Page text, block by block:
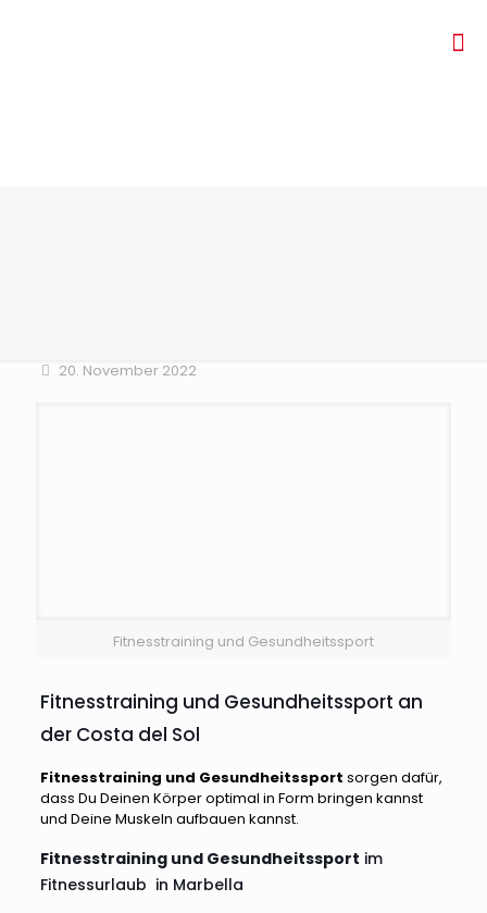
20. November 2022
Fitnesstraining und Gesundheitssport
Fitnesstraining und Gesundheitssport an
der Costa del Sol
Fitnesstraining und Gesundheitssport sorgen dafür,
dass Du Deinen Körper optimal in Form bringen kannst
und Deine Muskeln aufbauen kannst.
Fitnesstraining und Gesundheitssport im
Fitnessurlaub in Marbella